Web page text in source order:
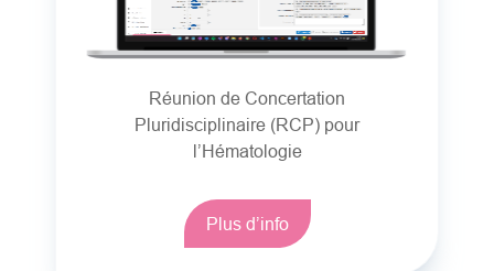
Réunion de Concertation
Pluridisciplinaire (RCP) pour
l’Hématologie
Plus d’info